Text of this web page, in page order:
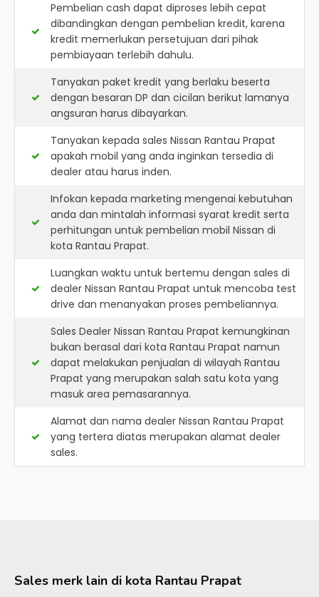
Pembelian cash dapat diproses lebih cepat
dibandingkan dengan pembelian kredit, karena
kredit memerlukan persetujuan dari pihak
pembiayaan terlebih dahulu.
Tanyakan paket kredit yang berlaku beserta
dengan besaran DP dan cicilan berikut lamanya
angsuran harus dibayarkan.
Tanyakan kepada sales Nissan Rantau Prapat
apakah mobil yang anda inginkan tersedia di
dealer atau harus inden.
Infokan kepada marketing mengenai kebutuhan
anda dan mintalah informasi syarat kredit serta
perhitungan untuk pembelian mobil Nissan di
kota Rantau Prapat.
Luangkan waktu untuk bertemu dengan sales di
dealer Nissan Rantau Prapat untuk mencoba test
drive dan menanyakan proses pembeliannya.
Sales Dealer Nissan Rantau Prapat kemungkinan
bukan berasal dari kota Rantau Prapat namun
dapat melakukan penjualan di wilayah Rantau
Prapat yang merupakan salah satu kota yang
masuk area pemasarannya.
Alamat dan nama dealer Nissan Rantau Prapat
yang tertera diatas merupakan alamat dealer
sales.
Sales merk lain di kota Rantau Prapat